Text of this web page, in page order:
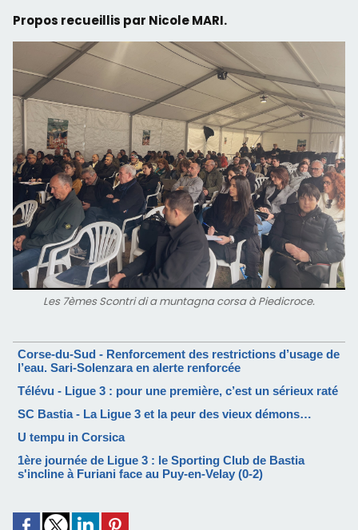
Propos recueillis par Nicole MARI.
Les 7èmes Scontri di a muntagna corsa à Piedicroce.
Corse-du-Sud - Renforcement des restrictions d’usage de
l’eau. Sari-Solenzara en alerte renforcée
Télévu - Ligue 3 : pour une première, c’est un sérieux raté
SC Bastia - La Ligue 3 et la peur des vieux démons…
U tempu in Corsica
1ère journée de Ligue 3 : le Sporting Club de Bastia
s'incline à Furiani face au Puy-en-Velay (0-2)